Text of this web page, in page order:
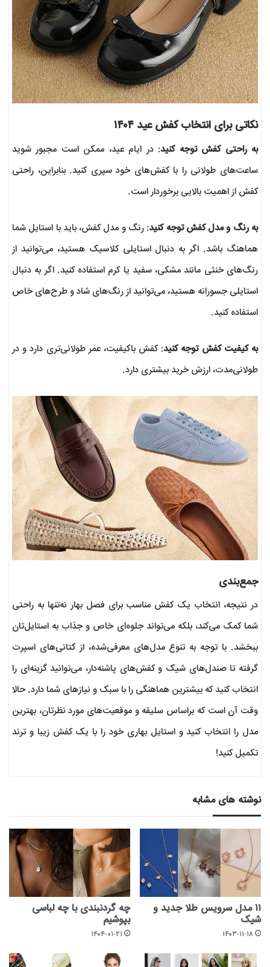
نکاتی برای انتخاب کفش عید ۱۴۰۴
به راحتی کفش توجه کنید: در ایام عید، ممکن است مجبور شوید
ساعت‌های طولانی را با کفش‌های خود سپری کنید. بنابراین، راحتی
کفش از اهمیت بالایی برخوردار است.
به رنگ و مدل کفش توجه کنید: رنگ و مدل کفش، باید با استایل شما
هماهنگ باشد. اگر به دنبال استایلی کلاسیک هستید، می‌توانید از
رنگ‌های خنثی مانند مشکی، سفید یا کرم استفاده کنید. اگر به دنبال
استایلی جسورانه هستید، می‌توانید از رنگ‌های شاد و طرح‌های خاص
استفاده کنید.
به کیفیت کفش توجه کنید: کفش باکیفیت، عمر طولانی‌تری دارد و در
طولانی‌مدت، ارزش خرید بیشتری دارد.
جمع‌بندی
در نتیجه، انتخاب یک کفش مناسب برای فصل بهار نه‌تنها به راحتی
شما کمک می‌کند، بلکه می‌تواند جلوه‌ای خاص و جذاب به استایل‌تان
ببخشد. با توجه به تنوع مدل‌های معرفی‌شده، از کتانی‌های اسپرت
گرفته تا صندل‌های شیک و کفش‌های پاشنه‌دار، می‌توانید گزینه‌ای را
انتخاب کنید که بیشترین هماهنگی را با سبک و نیازهای شما دارد. حالا
وقت آن است که براساس سلیقه و موقعیت‌های مورد نظرتان، بهترین
مدل را انتخاب کنید و استایل بهاری خود را با یک کفش زیبا و ترند
تکمیل کنید!
نوشته های مشابه
۱۱ مدل سرویس طلا جدید و
شیک
۱۴۰۳-۱۱-۱۸
چه گردنبندی با چه لباسی
بپوشیم
۱۴۰۴-۰۱-۲۱